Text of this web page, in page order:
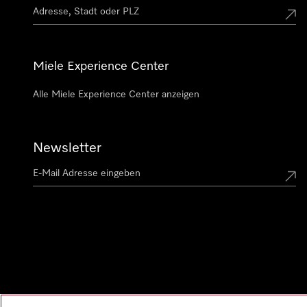
Miele Experience Center
Alle Miele Experience Center anzeigen
Newsletter